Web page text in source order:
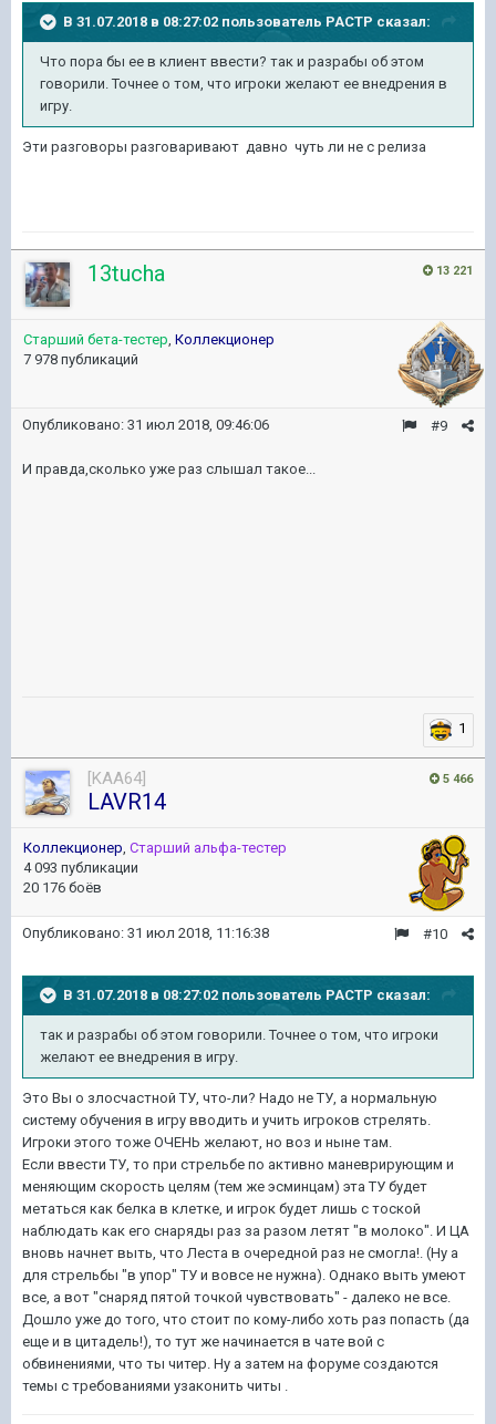
В 31.07.2018 в 08:27:02 пользователь PACTP сказал:
Что пора бы ее в клиент ввести? так и разрабы об этом
говорили. Точнее о том, что игроки желают ее внедрения в
игру.
Эти разговоры разговаривают давно чуть ли не с релиза
13 221
13tucha
Старший бета-тестер, Коллекционер
7 978 публикаций
#9
Опубликовано: 31 июл 2018, 09:46:06
И правда,сколько уже раз слышал такое...
1
5 466
[KAA64]
LAVR14
Коллекционер, Старший альфа-тестер
4 093 публикации
20 176 боёв
#10
Опубликовано: 31 июл 2018, 11:16:38
В 31.07.2018 в 08:27:02 пользователь PACTP сказал:
так и разрабы об этом говорили. Точнее о том, что игроки
желают ее внедрения в игру.
Это Вы о злосчастной ТУ, что-ли? Надо не ТУ, а нормальную
систему обучения в игру вводить и учить игроков стрелять.
Игроки этого тоже ОЧЕНЬ желают, но воз и ныне там.
Если ввести ТУ, то при стрельбе по активно маневрирующим и
меняющим скорость целям (тем же эсминцам) эта ТУ будет
метаться как белка в клетке, и игрок будет лишь с тоской
наблюдать как его снаряды раз за разом летят "в молоко". И ЦА
вновь начнет выть, что Леста в очередной раз не смогла!. (Ну а
для стрельбы "в упор" ТУ и вовсе не нужна). Однако выть умеют
все, а вот "снаряд пятой точкой чувствовать" - далеко не все.
Дошло уже до того, что стоит по кому-либо хоть раз попасть (да
еще и в цитадель!), то тут же начинается в чате вой с
обвинениями, что ты читер. Ну а затем на форуме создаются
темы с требованиями узаконить читы .